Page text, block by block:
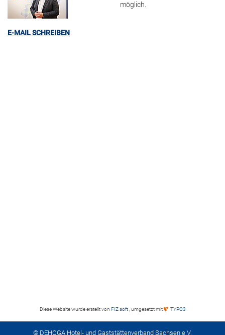
E-MAIL SCHREIBEN
möglich.
Diese Website wurde erstellt von FIZ soft , umgesetzt mit TYPO3
© DEHOGA Hotel- und Gaststättenverband Sachsen e.V.